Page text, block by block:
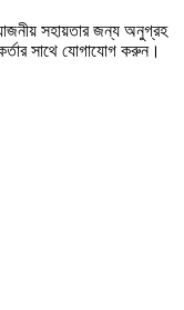
সহায়তার জন্য অনুগ্রহ
সাথে যোগাযোগ করুন।